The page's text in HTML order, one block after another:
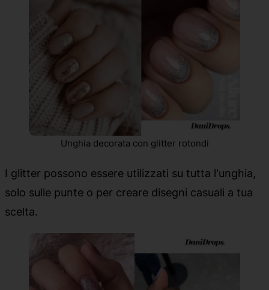
Unghia decorata con glitter rotondi
I glitter possono essere utilizzati su tutta l'unghia,
solo sulle punte o per creare disegni casuali a tua
scelta.